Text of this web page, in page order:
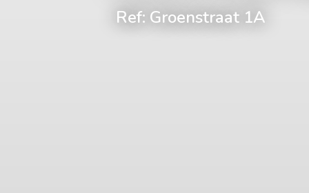
Ref: Groenstraat 1A